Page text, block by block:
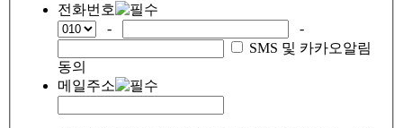
전화번호
-
-
SMS 및 카카오알림
동의
메일주소